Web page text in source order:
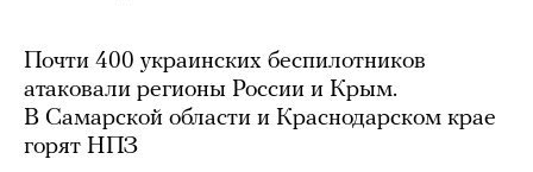
Почти 400 украинских беспилотников
атаковали регионы России и Крым.
В Самарской области и Краснодарском крае
горят НПЗ